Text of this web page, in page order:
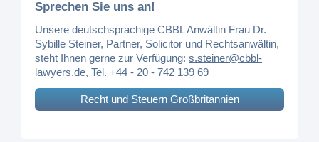
Sprechen Sie uns an!
Unsere deutschsprachige CBBL Anwältin Frau Dr.
Sybille Steiner, Partner, Solicitor und Rechtsanwältin,
steht Ihnen gerne zur Verfügung:s.steiner@cbbl-
lawyers.de, Tel.+44 - 20 - 742 139 69
Recht und Steuern Großbritannien